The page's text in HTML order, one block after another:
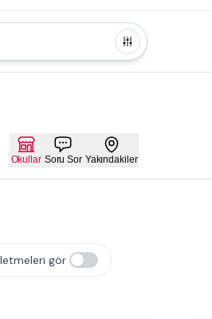
Okullar Soru Sor Yakındakiler
gör